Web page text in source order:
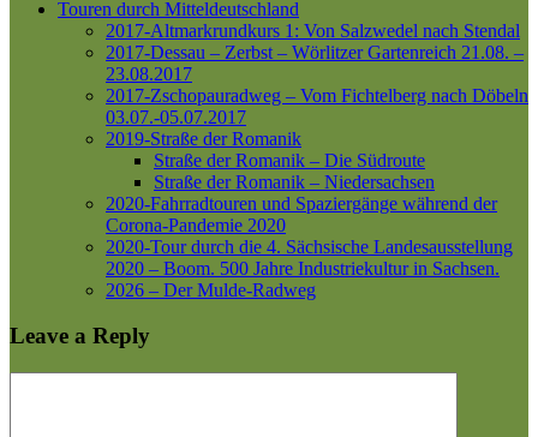
Touren durch Mitteldeutschland
2017-Altmarkrundkurs 1: Von Salzwedel nach Stendal
2017-Dessau – Zerbst – Wörlitzer Gartenreich 21.08. –
23.08.2017
2017-Zschopauradweg – Vom Fichtelberg nach Döbeln
03.07.-05.07.2017
2019-Straße der Romanik
Straße der Romanik – Die Südroute
Straße der Romanik – Niedersachsen
2020-Fahrradtouren und Spaziergänge während der
Corona-Pandemie 2020
2020-Tour durch die 4. Sächsische Landesausstellung
2020 – Boom. 500 Jahre Industriekultur in Sachsen.
2026 – Der Mulde-Radweg
Leave a Reply